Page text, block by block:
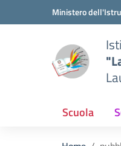
Vai ai contenuti
Vai al menu di navigazione
Ministero
Scuola